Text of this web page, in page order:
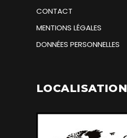
CONTACT
MENTIONS LÉGALES
DONNÉES PERSONNELLES
LOCALISATION